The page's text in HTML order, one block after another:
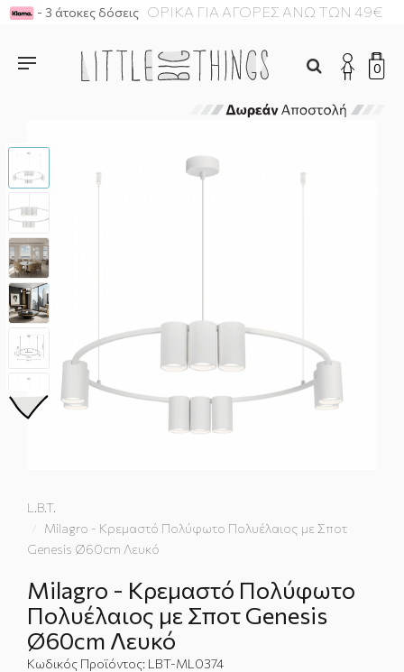
ΔΩΡΕΑΝ ΜΕΤΑΦΟΡΙΚΑ ΓΙΑ ΑΓΟΡΕΣ ΑΝΩ ΤΩΝ 49€
- 3 άτοκες δόσεις
0
L.B.T.
Milagro - Κρεμαστό Πολύφωτο Πολυέλαιος με Σποτ
Genesis Ø60cm Λευκό
Milagro - Κρεμαστό Πολύφωτο
Πολυέλαιος με Σποτ Genesis
Ø60cm Λευκό
Κωδικός Προϊόντος: LBT-ML0374